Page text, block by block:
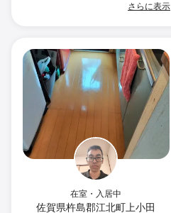
さらに表示
在室・入居中
佐賀県杵島郡江北町上小田